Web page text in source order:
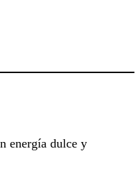
energía dulce y